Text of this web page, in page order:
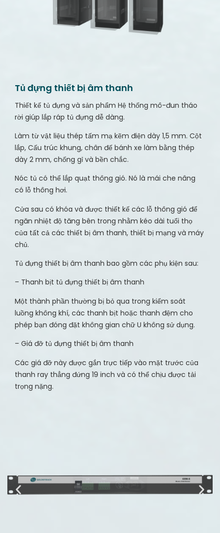
Tủ đựng thiết bị âm thanh
Thiết kế tủ đựng và sản phẩm Hệ thống mô-đun tháo
rời giúp lắp ráp tủ đựng dễ dàng.
Làm từ vật liệu thép tấm mạ kẽm điện dày 1,5 mm. Cột
lắp, Cấu trúc khung, chân đế bánh xe làm bằng thép
dày 2 mm, chống gỉ và bền chắc.
Nóc tủ có thể lắp quạt thông gió. Nó là mái che nâng
có lỗ thông hơi.
Cửa sau có khóa và được thiết kế các lỗ thông gió để
ngăn nhiệt độ tăng bên trong nhằm kéo dài tuổi thọ
của tất cả các thiết bị âm thanh, thiết bị mạng và máy
chủ.
Tủ đựng thiết bị âm thanh bao gồm các phụ kiện sau:
– Thanh bịt tủ đựng thiết bị âm thanh
Một thành phần thường bị bỏ qua trong kiểm soát
luồng không khí, các thanh bịt hoặc thanh đệm cho
phép bạn đóng đặt không gian chữ U không sử dụng.
– Giá đỡ tủ đựng thiết bị âm thanh
Các giá đỡ này được gắn trực tiếp vào mặt trước của
thanh ray thẳng đứng 19 inch và có thể chịu được tải
trọng nặng.